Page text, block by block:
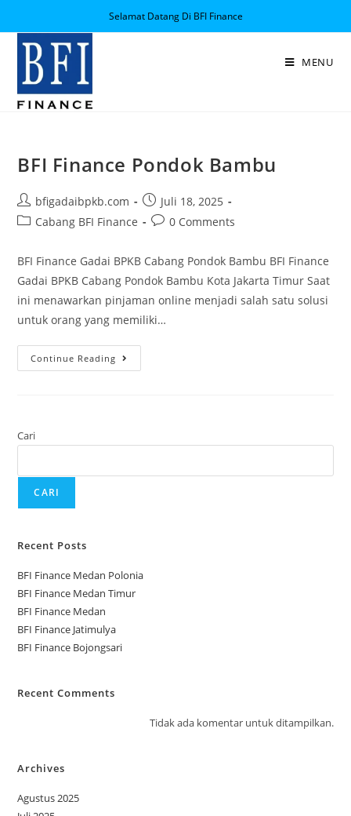
Selamat Datang Di BFI Finance
MENU
BFI Finance Pondok Bambu
bfigadaibpkb.com
Juli 18, 2025
Cabang BFI Finance
0 Comments
BFI Finance Gadai BPKB Cabang Pondok Bambu BFI Finance
Gadai BPKB Cabang Pondok Bambu Kota Jakarta Timur Saat
ini menawarkan pinjaman online menjadi salah satu solusi
untuk orang yang memiliki…
Continue Reading
Cari
CARI
Recent Posts
BFI Finance Medan Polonia
BFI Finance Medan Timur
BFI Finance Medan
BFI Finance Jatimulya
BFI Finance Bojongsari
Recent Comments
Tidak ada komentar untuk ditampilkan.
Archives
Agustus 2025